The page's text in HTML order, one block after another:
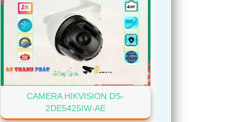
CAMERA HIKVISION DS-
2DE5425IW-AE